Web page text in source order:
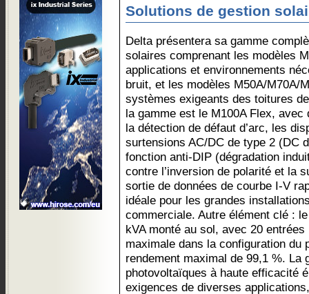
Solutions de gestion
Delta présentera sa gamme
solaires comprenant les modèles
applications et environnements
bruit, et les modèles M50A/M70A/
systèmes exigeants des toitures
la gamme est le M100A Flex,
la détection de défaut d’arc, les
surtensions AC/DC de type 2 (DC
fonction anti-DIP (dégradation
contre l’inversion de polarité et la
sortie de données de courbe I-V
idéale pour les grandes
commerciale. Autre élément clé :
kVA monté au sol, avec 20
maximale dans la configuration du
rendement maximal de 99,1 %. La
photovoltaïques à haute efficacité
exigences de diverses